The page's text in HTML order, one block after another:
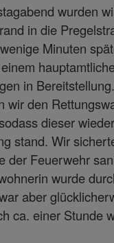
wurden
in die
Minuten
in
wir den
dieser
stand. Wir
der Feuerwehr
wurde
aber
ca. einer Stunde